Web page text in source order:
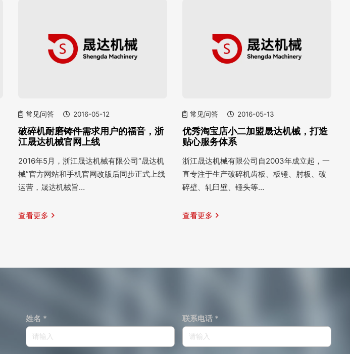
常见问答 2016-05-12
破碎机耐磨铸件需求用户的福音，浙
江晟达机械官网上线
2016年5月，浙江晟达机械有限公司“晟达机
械”官方网站和手机官网改版后同步正式上线
运营，晟达机械旨…
查看更多
常见问答 2016-05-13
优秀淘宝店小二加盟晟达机械，打造
贴心服务体系
浙江晟达机械有限公司自2003年成立起，一
直专注于生产破碎机齿板、板锤、肘板、破
碎壁、轧臼壁、锤头等…
查看更多
姓名 * 联系电话 *